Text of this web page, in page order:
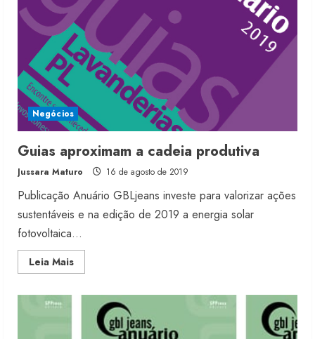
Negócios
Guias aproximam a cadeia produtiva
Jussara Maturo 16 de agosto de 2019
Publicação Anuário GBLjeans investe para valorizar ações
sustentáveis e na edição de 2019 a energia solar
fotovoltaica...
Leia MaisRead
more
aproximam
cadeia
produtiva